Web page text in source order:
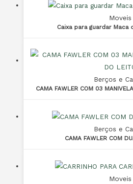
Moveis
Caixa para guardar Maca
Berços e
CAMA FAWLER COM 03
Berços e
CAMA FAWLER COM
Moveis